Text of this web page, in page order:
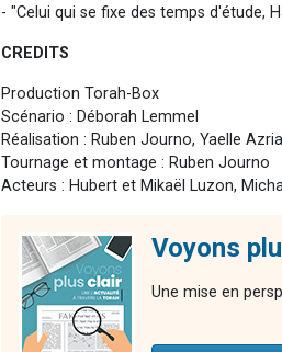
- "Celui qui se fixe des temps d'étude,
CREDITS
Production Torah-Box
Scénario : Déborah Lemmel
Réalisation : Ruben Journo, Yaelle
Tournage et montage : Ruben Journo
Acteurs : Hubert et Mikaël Luzon,
Voyons
Une mise en